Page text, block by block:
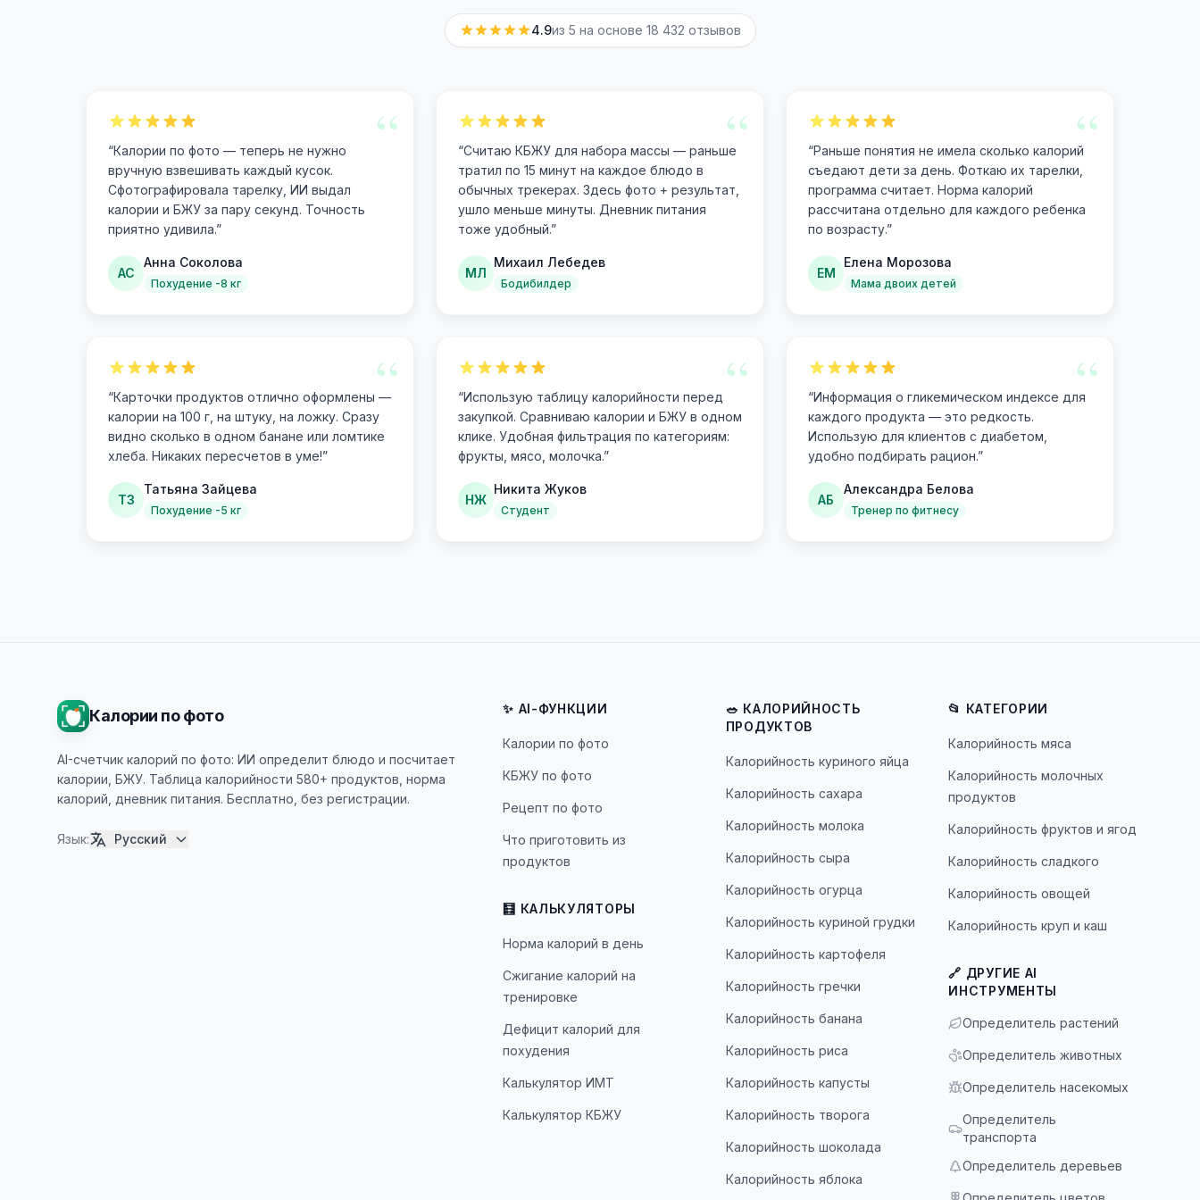
4.9из 5 на основе 18 432 отзывов
“
“Калории по фото — теперь не нужно
вручную взвешивать каждый кусок.
Сфотографировала тарелку, ИИ выдал
калории и БЖУ за пару секунд. Точность
приятно удивила.”
АС
Анна Соколова
Похудение -8 кг
“
“Считаю КБЖУ для набора массы — раньше
тратил по 15 минут на каждое блюдо в
обычных трекерах. Здесь фото + результат,
ушло меньше минуты. Дневник питания
тоже удобный.”
МЛ
Михаил Лебедев
Бодибилдер
“
“Раньше понятия не имела сколько калорий
съедают дети за день. Фоткаю их тарелки,
программа считает. Норма калорий
рассчитана отдельно для каждого ребенка
по возрасту.”
ЕМ
Елена Морозова
Мама двоих детей
“
“Карточки продуктов отлично оформлены —
калории на 100 г, на штуку, на ложку. Сразу
видно сколько в одном банане или ломтике
хлеба. Никаких пересчетов в уме!”
ТЗ
Татьяна Зайцева
Похудение -5 кг
“
“Использую таблицу калорийности перед
закупкой. Сравниваю калории и БЖУ в одном
клике. Удобная фильтрация по категориям:
фрукты, мясо, молочка.”
НЖ
Никита Жуков
Студент
“
“Информация о гликемическом индексе для
каждого продукта — это редкость.
Использую для клиентов с диабетом,
удобно подбирать рацион.”
АБ
Александра Белова
Тренер по фитнесу
Калории по фото
AI-счетчик калорий по фото: ИИ определит блюдо и посчитает
калории, БЖУ. Таблица калорийности 580+ продуктов, норма
калорий, дневник питания. Бесплатно, без регистрации.
Язык: Русский
✨ AI-ФУНКЦИИ
Калории по фото
КБЖУ по фото
Рецепт по фото
Что приготовить из
продуктов
🧮 КАЛЬКУЛЯТОРЫ
Норма калорий в день
Сжигание калорий на
тренировке
Дефицит калорий для
похудения
Калькулятор ИМТ
Калькулятор КБЖУ
🥗 КАЛОРИЙНОСТЬ
ПРОДУКТОВ
Калорийность куриного яйца
Калорийность сахара
Калорийность молока
Калорийность сыра
Калорийность огурца
Калорийность куриной грудки
Калорийность картофеля
Калорийность гречки
Калорийность банана
Калорийность риса
Калорийность капусты
Калорийность творога
Калорийность шоколада
Калорийность яблока
📂 КАТЕГОРИИ
Калорийность мяса
Калорийность молочных
продуктов
Калорийность фруктов и ягод
Калорийность сладкого
Калорийность овощей
Калорийность круп и каш
🔗 ДРУГИЕ AI
ИНСТРУМЕНТЫ
Определитель растений
Определитель животных
Определитель насекомых
Определитель
транспорта
Определитель деревьев